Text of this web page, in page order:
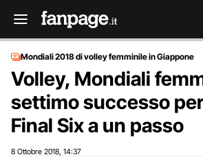
Mondiali 2018 di volley femminile in Giappone
Volley, Mondiali
settimo successo
Final Six a un passo
8 Ottobre 2018 14:37